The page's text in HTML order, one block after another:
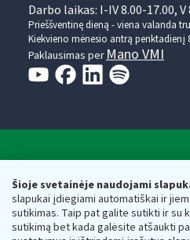
Šioje svetainėje naudojami
slapukai įdiegiami automatiškai ir
sutikimas. Taip pat galite sutikti ir su
sutikimą bet kada galėsite atšaukti
Darbo laikas: I-IV 8.00-17.00, V
Prieššventinę dieną - viena valanda
Kiekvieno mėnesio antrą penktadienį
Paklausimas per Mano VMI
Respublikos finansų
Biudžetinė įstaiga. Juridinio asmens
adresas: Vasario 16-osios g. 14,
vmi@vmi.lt, E. pristatymo dėžutės